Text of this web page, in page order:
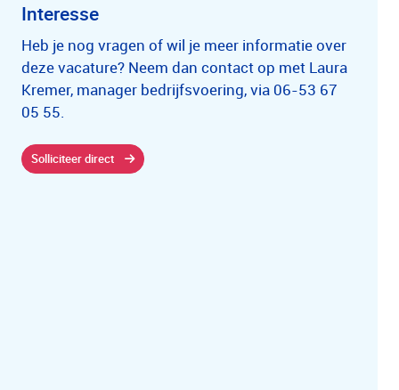
Interesse
Heb je nog vragen of wil je meer informatie over
deze vacature? Neem dan contact op met Laura
Kremer, manager bedrijfsvoering, via 06-53 67
05 55.
Solliciteer direct